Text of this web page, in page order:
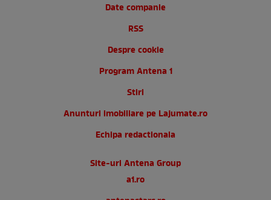
Date companie
RSS
Despre cookie
Program Antena 1
Stiri
Anunturi imobiliare pe Lajumate.ro
Echipa redactionala
Site-uri Antena Group
a1.ro